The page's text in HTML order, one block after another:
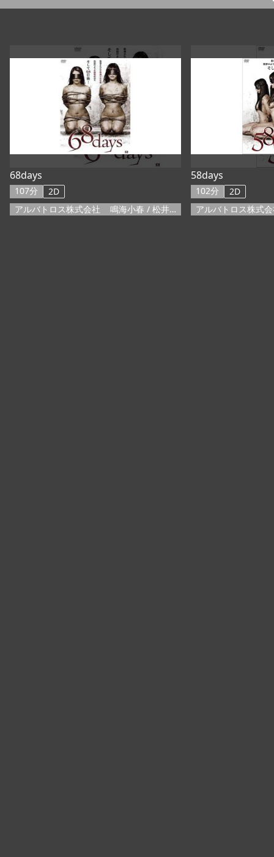
68days
107分
2D
アルバトロス株式会社
鳴海小春 / 松井理子 正木佐和 /津田篤/
58days
102分
2D
アルバトロス株式